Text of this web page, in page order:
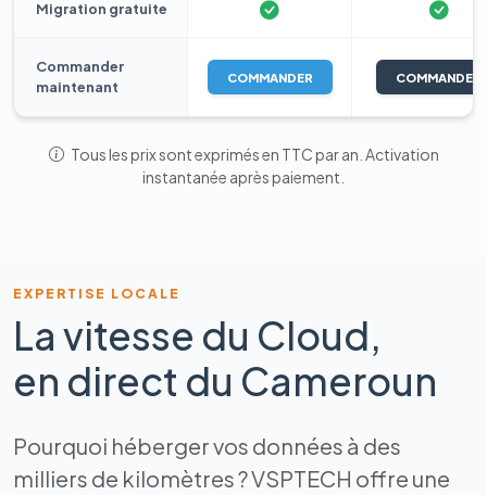
Migration gratuite
Commander
maintenant
COMMANDER COMMANDER
Tous les prix sont exprimés en TTC par an. Activation
instantanée après paiement.
EXPERTISE LOCALE
La vitesse du Cloud,
en direct du Cameroun
Pourquoi héberger vos données à des
milliers de kilomètres ? VSPTECH offre une